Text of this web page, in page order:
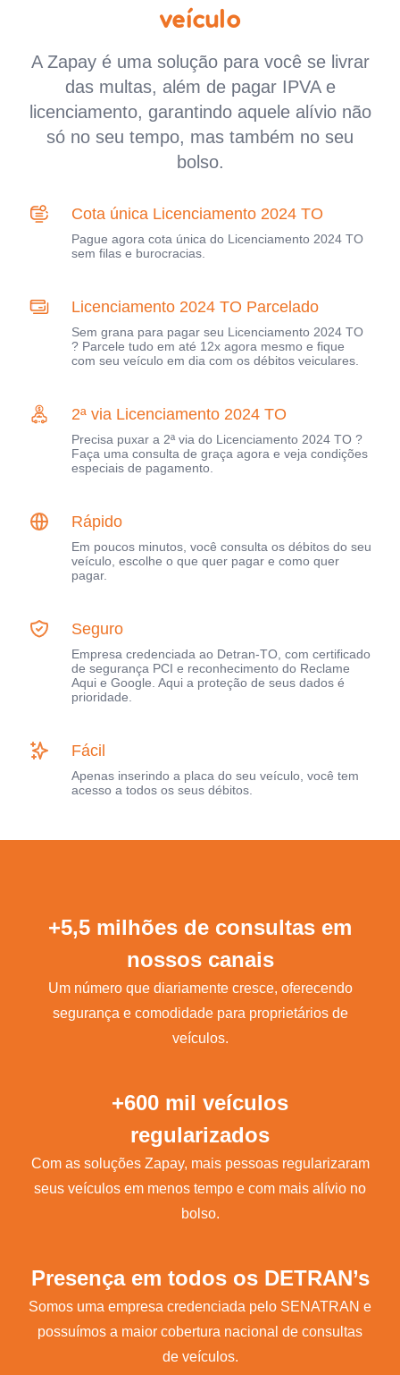
veículo
A Zapay é uma solução para você se livrar
das multas, além de pagar IPVA e
licenciamento, garantindo aquele alívio não
só no seu tempo, mas também no seu
bolso.
Cota única Licenciamento 2024 TO
Pague agora cota única do Licenciamento 2024 TO
sem filas e burocracias.
Licenciamento 2024 TO Parcelado
Sem grana para pagar seu Licenciamento 2024 TO
? Parcele tudo em até 12x agora mesmo e fique
com seu veículo em dia com os débitos veiculares.
2ª via Licenciamento 2024 TO
Precisa puxar a 2ª via do Licenciamento 2024 TO ?
Faça uma consulta de graça agora e veja condições
especiais de pagamento.
Rápido
Em poucos minutos, você consulta os débitos do seu
veículo, escolhe o que quer pagar e como quer
pagar.
Seguro
Empresa credenciada ao Detran-TO, com certificado
de segurança PCI e reconhecimento do Reclame
Aqui e Google. Aqui a proteção de seus dados é
prioridade.
Fácil
Apenas inserindo a placa do seu veículo, você tem
acesso a todos os seus débitos.
+5,5 milhões de consultas em
nossos canais
Um número que diariamente cresce, oferecendo
segurança e comodidade para proprietários de
veículos.
+600 mil veículos
regularizados
Com as soluções Zapay, mais pessoas regularizaram
seus veículos em menos tempo e com mais alívio no
bolso.
Presença em todos os DETRAN’s
Somos uma empresa credenciada pelo SENATRAN e
possuímos a maior cobertura nacional de consultas
de veículos.